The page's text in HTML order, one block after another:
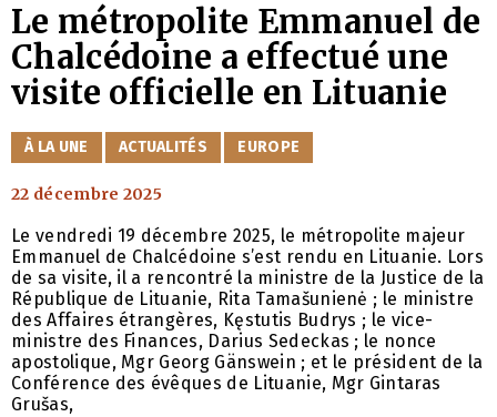
Le métropolite Emmanuel de
Chalcédoine a effectué une
visite officielle en Lituanie
CATÉGORIES
À LA UNE ACTUALITÉS EUROPE
22 décembre 2025
Le vendredi 19 décembre 2025, le métropolite majeur
Emmanuel de Chalcédoine s’est rendu en Lituanie. Lors
de sa visite, il a rencontré la ministre de la Justice de la
République de Lituanie, Rita Tamašunienė ; le ministre
des Affaires étrangères, Kęstutis Budrys ; le vice-
ministre des Finances, Darius Sedeckas ; le nonce
apostolique, Mgr Georg Gänswein ; et le président de la
Conférence des évêques de Lituanie, Mgr Gintaras
Grušas,